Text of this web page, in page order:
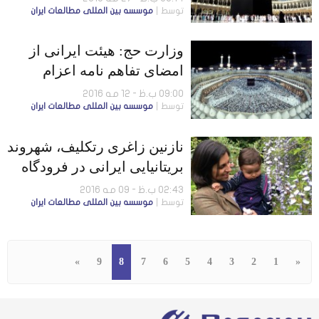
سازمان حج و زيارت ايران
توسط موسسه بين المللى مطالعات ايران
وزارت حج: هیئت ایرانی از
امضای تفاهم نامه اعزام
زائران حج امسال خودداری
کرد
09:00 ب.ظ - 12 مه 2016
توسط موسسه بين المللى مطالعات ايران
نازنین زاغری رتکلیف، شهروند
بریتانیایی ایرانی در فرودگاه
تهران بازداشت شده است
02:43 ب.ظ - 09 مه 2016
توسط موسسه بين المللى مطالعات ايران
«
1
2
3
4
5
6
7
8
9
»